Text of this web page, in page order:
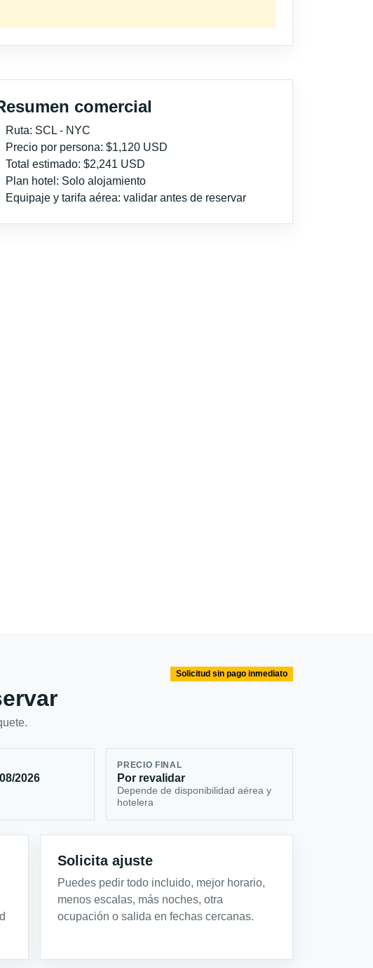
comercial
Ruta: SCL - NYC
Precio por persona: $1,120 USD
Total estimado: $2,241 USD
Plan hotel: Solo alojamiento
Equipaje y tarifa aérea: validar antes de reservar
Solicitud sin pago inmediato
2026
PRECIO FINAL
Por revalidar
Depende de disponibilidad aérea y
hotelera
Solicita ajuste
Puedes pedir todo incluido, mejor horario,
menos escalas, más noches, otra
ocupación o salida en fechas cercanas.